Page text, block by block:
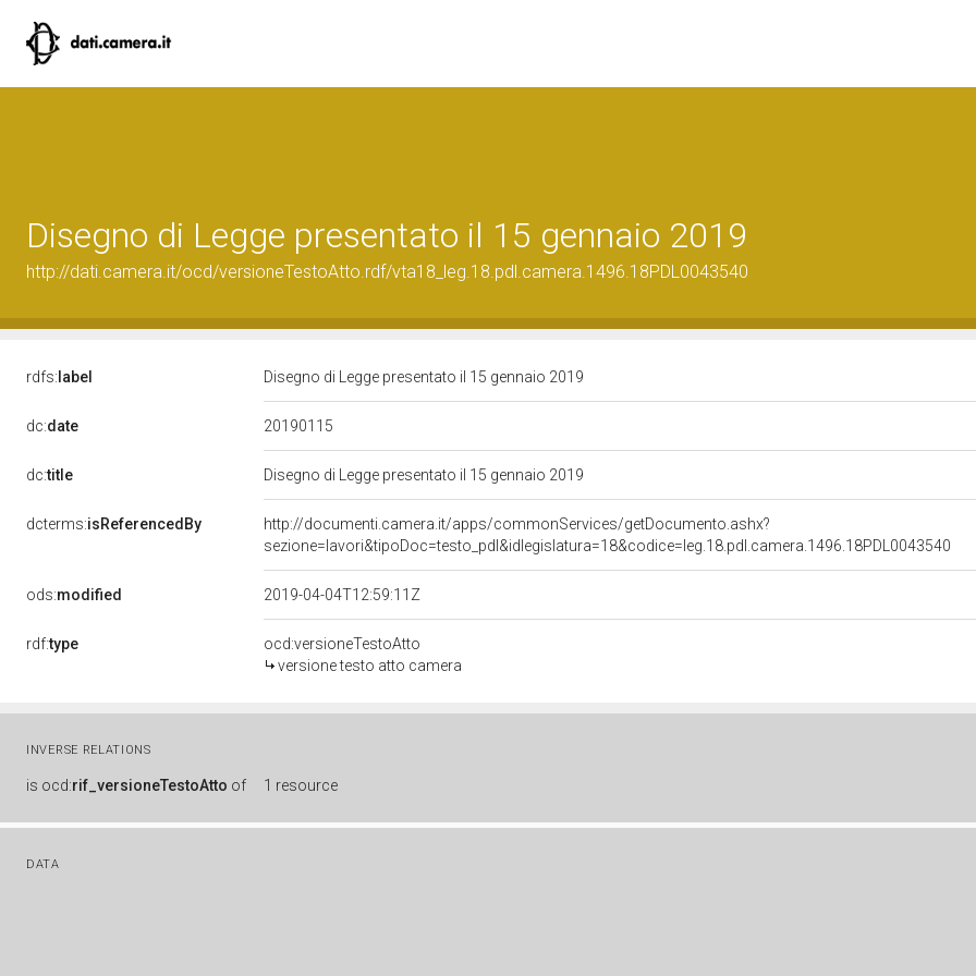
Disegno di Legge presentato il 15 gennaio 2019
http://dati.camera.it/ocd/versioneTestoAtto.rdf/vta18_leg.18.pdl.camera.1496.18PDL0043540
rdfs: label Disegno di Legge presentato il 15 gennaio 2019
dc:date 20190115
dc:title Disegno di Legge presentato il 15 gennaio 2019
dcterms:isReferencedBy
http://documenti.camera.it/apps/commonServices/getDocumento.ashx?
sezione=lavori&tipoDoc=testo_pdl&idlegislatura=18&codice=leg.18.pdl.camera.1496.18PDL0043540
ods:modified 2019-04-04T12:59:11Z
rdf:type
ocd:versioneTestoAtto
versione testo atto camera
INVERSE RELATIONS
is ocd:rif_versioneTestoAtto of 1 resource
DATA